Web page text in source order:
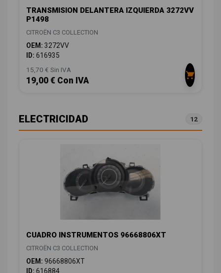
TRANSMISION DELANTERA IZQUIERDA 3272VV
P1498
CITROËN C3 COLLECTION
OEM: 3272VV
ID: 616935
15,70 € Sin IVA
19,00 € Con IVA
ELECTRICIDAD 12
CUADRO INSTRUMENTOS 96668806XT
CITROËN C3 COLLECTION
OEM: 96668806XT
ID: 616884